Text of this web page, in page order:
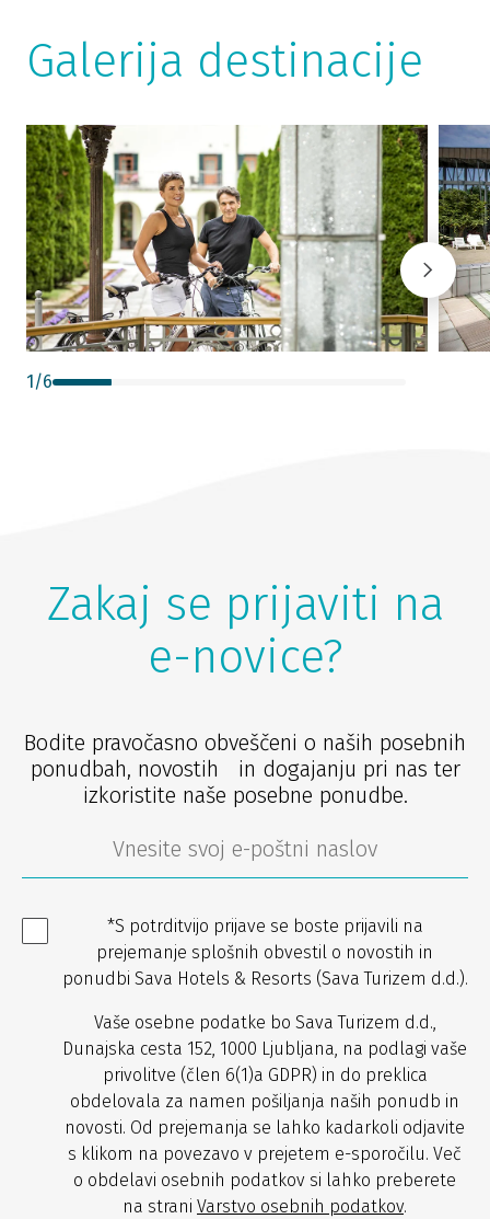
Galerija destinacije
1 /6
Zakaj se prijaviti na
e-novice?
Bodite pravočasno obveščeni o naših posebnih
ponudbah, novostih in dogajanju pri nas ter
izkoristite naše posebne ponudbe.
*S potrditvijo prijave se boste prijavili na
prejemanje splošnih obvestil o novostih in
ponudbi Sava Hotels & Resorts (Sava Turizem d.d.).
Vaše osebne podatke bo Sava Turizem d.d.,
Dunajska cesta 152, 1000 Ljubljana, na podlagi vaše
privolitve (člen 6(1)a GDPR) in do preklica
obdelovala za namen pošiljanja naših ponudb in
novosti. Od prejemanja se lahko kadarkoli odjavite
s klikom na povezavo v prejetem e-sporočilu. Več
o obdelavi osebnih podatkov si lahko preberete
na strani Varstvo osebnih podatkov.